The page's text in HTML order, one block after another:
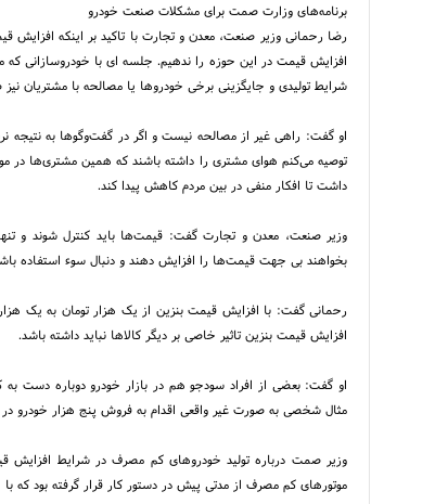
برنامه‌های وزارت صمت برای مشکلات صنعت خودرو
رضا رحمانی وزیر صنعت، معدن و تجارت با تاکید بر اینکه
افزایش قیمت در این حوزه را ندهیم. جلسه ای با خودروسازانی
شرایط تولیدی و جایگزینی برخی خودروها یا مصالحه با مشتریان
او گفت: راهی غیر از مصالحه نیست و اگر در گفت‌وگو‌ها به نتیجه
توصیه می‌کنم هوای مشتری را داشته باشند که همین مشتری‌ها در
داشت تا افکار منفی در بین مردم کاهش پیدا کند.
وزیر صنعت‌، معدن و تجارت گفت: قیمت‌ها باید کنترل شوند و
بخواهند بی جهت قیمت‌ها را افزایش دهند و دنبال سوء استفاده
افزایش قیمت بنزین تاثیر خاصی بر دیگر کالا‌ها نباید داشته باشد.
او گفت: بعضی از افراد سودجو هم در بازار خودرو دوباره دست
مثال شخصی به صورت غیر واقعی اقدام به فروش پنج هزار خودرو در
موتورهای کم مصرف از مدتی پیش در دستور کار قرار گرفته بود